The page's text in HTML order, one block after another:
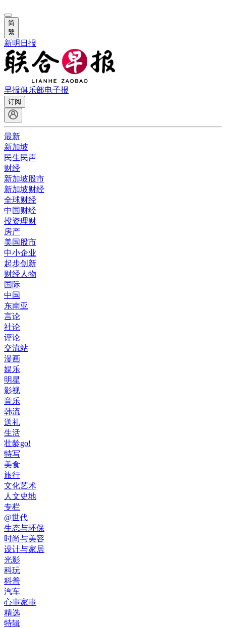
简
繁
新明日报
早报俱乐部电子报
订阅
最新
新加坡
民生民声
财经
新加坡股市
新加坡财经
全球财经
中国财经
投资理财
房产
美国股市
中小企业
起步创新
财经人物
国际
中国
东南亚
言论
社论
评论
交流站
漫画
娱乐
明星
影视
音乐
韩流
送礼
生活
壮龄go!
特写
美食
旅行
文化艺术
人文史地
专栏
@世代
生态与环保
时尚与美容
设计与家居
光影
科玩
科普
汽车
心事家事
精选
特辑